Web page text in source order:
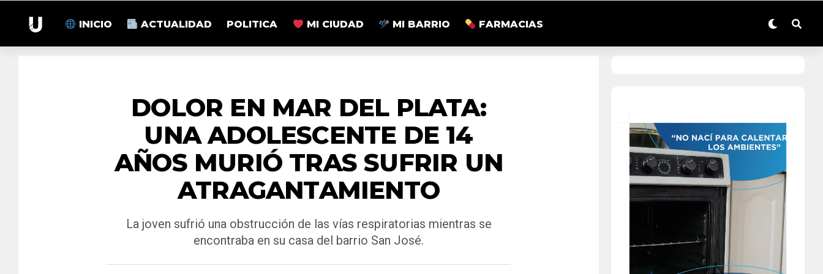
INICIO ACTUALIDAD POLITICA MI CIUDAD MI BARRIO FARMACIAS
DOLOR EN MAR DEL PLATA:
UNA ADOLESCENTE DE 14
AÑOS MURIÓ TRAS SUFRIR UN
ATRAGANTAMIENTO
La joven sufrió una obstrucción de las vías respiratorias mientras se
encontraba en su casa del barrio San José.